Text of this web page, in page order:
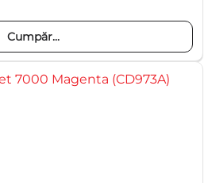
Cumpăr...